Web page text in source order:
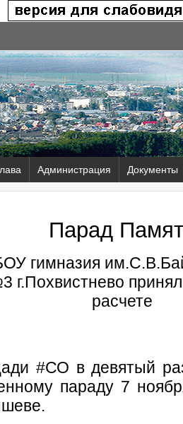
Администрация Документы
Парад
гимназия
расчете
#СО в девятый
параду 7